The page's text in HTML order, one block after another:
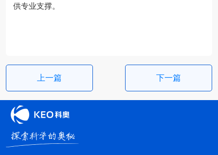
供专业支撑。
上一篇 下一篇